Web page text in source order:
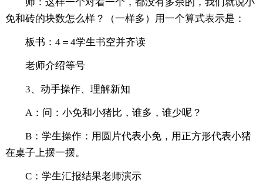
免和砖的块数怎么样？（一样多）用一个算式表示是：
板书：4＝4学生书空并齐读
老师介绍等号
3、动手操作、理解新知
A：问：小免和小猪比，谁多，谁少呢？
B：学生操作：用圆片代表小免，用正方形代表小猪
在桌子上摆一摆。
C：学生汇报结果老师演示